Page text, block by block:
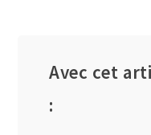
Avec cet
: